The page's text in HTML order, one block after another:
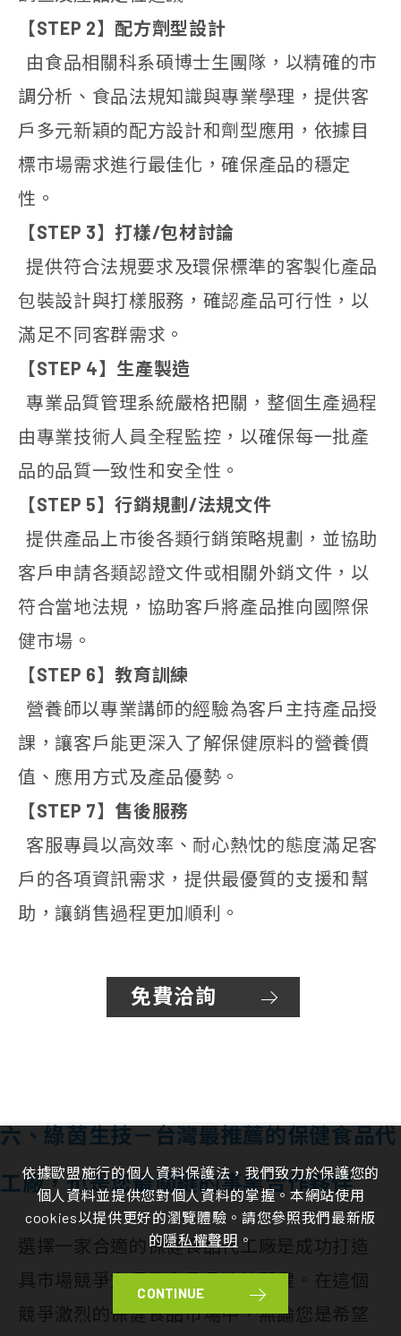
【STEP 2】配方劑型設計
由食品相關科系碩博士生團隊，以精確的市
調分析、食品法規知識與專業學理，提供客
戶多元新穎的配方設計和劑型應用，依據目
標市場需求進行最佳化，確保產品的穩定
性。
【STEP 3】打樣/包材討論
提供符合法規要求及環保標準的客製化產品
包裝設計與打樣服務，確認產品可行性，以
滿足不同客群需求。
【STEP 4】生產製造
專業品質管理系統嚴格把關，整個生產過程
由專業技術人員全程監控，以確保每一批產
品的品質一致性和安全性。
【STEP 5】行銷規劃/法規文件
提供產品上市後各類行銷策略規劃，並協助
客戶申請各類認證文件或相關外銷文件，以
符合當地法規，協助客戶將產品推向國際保
健市場。
【STEP 6】教育訓練
營養師以專業講師的經驗為客戶主持產品授
課，讓客戶能更深入了解保健原料的營養價
值、應用方式及產品優勢。
【STEP 7】售後服務
客服專員以高效率、耐心熱忱的態度滿足客
戶的各項資訊需求，提供最優質的支援和幫
助，讓銷售過程更加順利。
免費洽詢
六、綠茵生技－台灣最推薦的保健食品代
工廠，也是您最關鍵的事業合作夥伴
選擇一家合適的保健食品代工廠是成功打造
具市場競爭力保健食品品牌的關鍵。在這個
競爭激烈的保健食品市場中，無論您是希望
依據歐盟施行的個人資料保護法，我們致力於保護您的
個人資料並提供您對個人資料的掌握。本網站使用
cookies以提供更好的瀏覽體驗。請您參照我們最新版
的隱私權聲明。
CONTINUE